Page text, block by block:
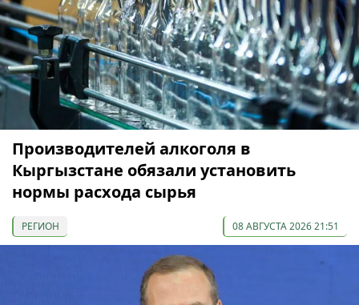
Производителей алкоголя в
Кыргызстане обязали установить
нормы расхода сырья
РЕГИОН 08 АВГУСТА 2026 21:51